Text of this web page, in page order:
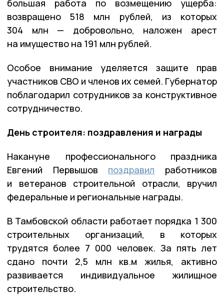
большая работа по возмещению ущерба:
возвращено 518 млн рублей, из которых
304 млн — добровольно, наложен арест
на имущество на 191 млн рублей.
Особое внимание уделяется защите прав
участников СВО и членов их семей. Губернатор
поблагодарил сотрудников за конструктивное
сотрудничество.
День строителя: поздравления и награды
Накануне профессионального праздника
Евгений Первышов поздравил работников
и ветеранов строительной отрасли, вручил
федеральные и региональные награды.
В Тамбовской области работает порядка 1 300
строительных организаций, в которых
трудятся более 7 000 человек. За пять лет
сдано почти 2,5 млн кв.м жилья, активно
развивается индивидуальное жилищное
строительство.